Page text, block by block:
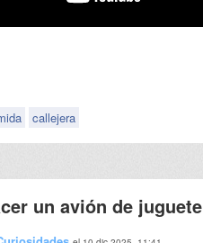
callejera
un avión de juguete